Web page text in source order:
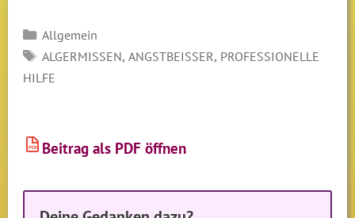
Kategorien
Allgemein
SCHLAGWÖRTER
ALGERMISSEN, ANGSTBEISSER , PROFESSIONELLE
HILFE
PDF Beitrag als PDF öffnen